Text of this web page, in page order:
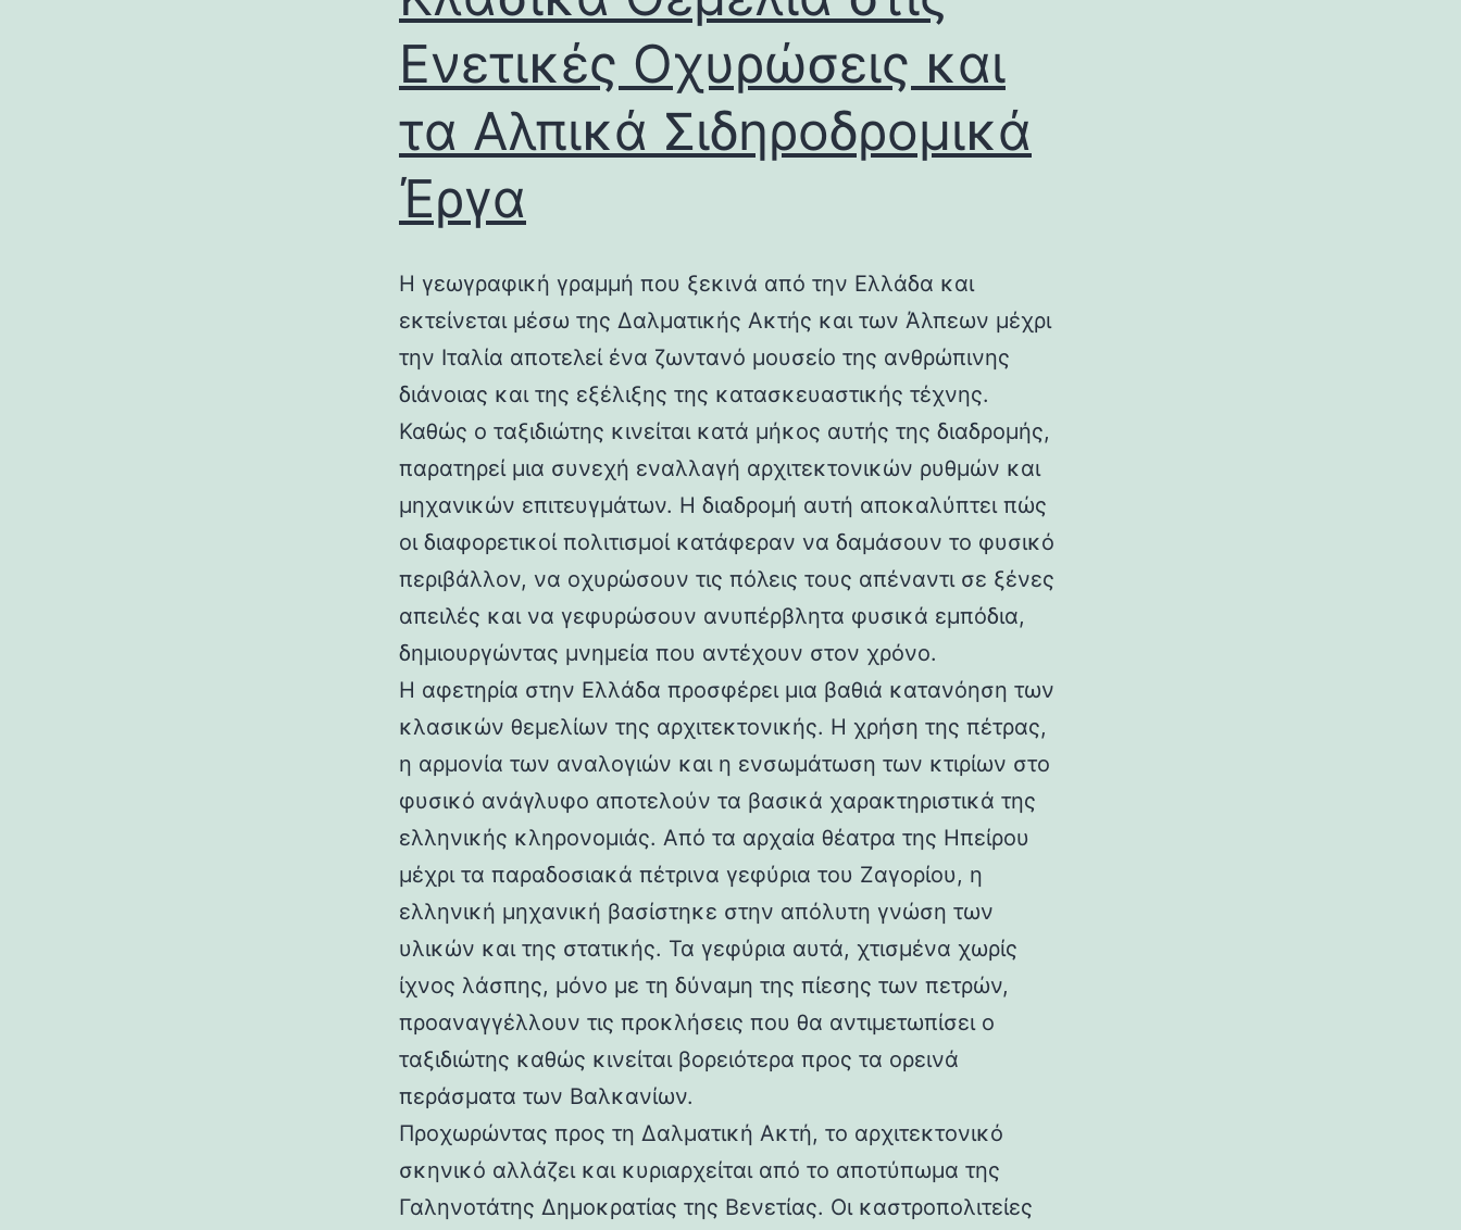
Ενετικές Οχυρώσεις και
τα Αλπικά Σιδηροδρομικά
Έργα
Η γεωγραφική γραμμή που ξεκινά από την Ελλάδα και
εκτείνεται μέσω της Δαλματικής Ακτής και των Άλπεων μέχρι
την Ιταλία αποτελεί ένα ζωντανό μουσείο της ανθρώπινης
διάνοιας και της εξέλιξης της κατασκευαστικής τέχνης.
Καθώς ο ταξιδιώτης κινείται κατά μήκος αυτής της διαδρομής,
παρατηρεί μια συνεχή εναλλαγή αρχιτεκτονικών ρυθμών και
μηχανικών επιτευγμάτων. Η διαδρομή αυτή αποκαλύπτει πώς
οι διαφορετικοί πολιτισμοί κατάφεραν να δαμάσουν το φυσικό
περιβάλλον, να οχυρώσουν τις πόλεις τους απέναντι σε ξένες
απειλές και να γεφυρώσουν ανυπέρβλητα φυσικά εμπόδια,
δημιουργώντας μνημεία που αντέχουν στον χρόνο.
Η αφετηρία στην Ελλάδα προσφέρει μια βαθιά κατανόηση των
κλασικών θεμελίων της αρχιτεκτονικής. Η χρήση της πέτρας,
η αρμονία των αναλογιών και η ενσωμάτωση των κτιρίων στο
φυσικό ανάγλυφο αποτελούν τα βασικά χαρακτηριστικά της
ελληνικής κληρονομιάς. Από τα αρχαία θέατρα της Ηπείρου
μέχρι τα παραδοσιακά πέτρινα γεφύρια του Ζαγορίου, η
ελληνική μηχανική βασίστηκε στην απόλυτη γνώση των
υλικών και της στατικής. Τα γεφύρια αυτά, χτισμένα χωρίς
ίχνος λάσπης, μόνο με τη δύναμη της πίεσης των πετρών,
προαναγγέλλουν τις προκλήσεις που θα αντιμετωπίσει ο
ταξιδιώτης καθώς κινείται βορειότερα προς τα ορεινά
περάσματα των Βαλκανίων.
Προχωρώντας προς τη Δαλματική Ακτή, το αρχιτεκτονικό
σκηνικό αλλάζει και κυριαρχείται από το αποτύπωμα της
Γαληνοτάτης Δημοκρατίας της Βενετίας. Οι καστροπολιτείες